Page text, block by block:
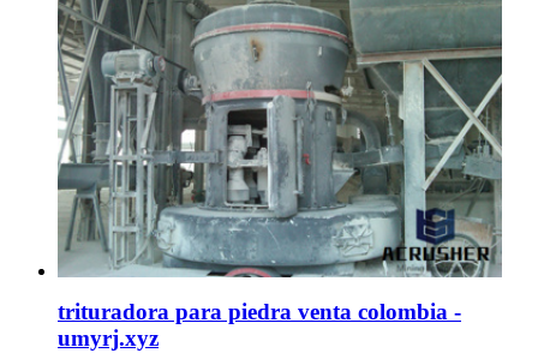
trituradora para piedra venta colombia -
umyrj.xyz